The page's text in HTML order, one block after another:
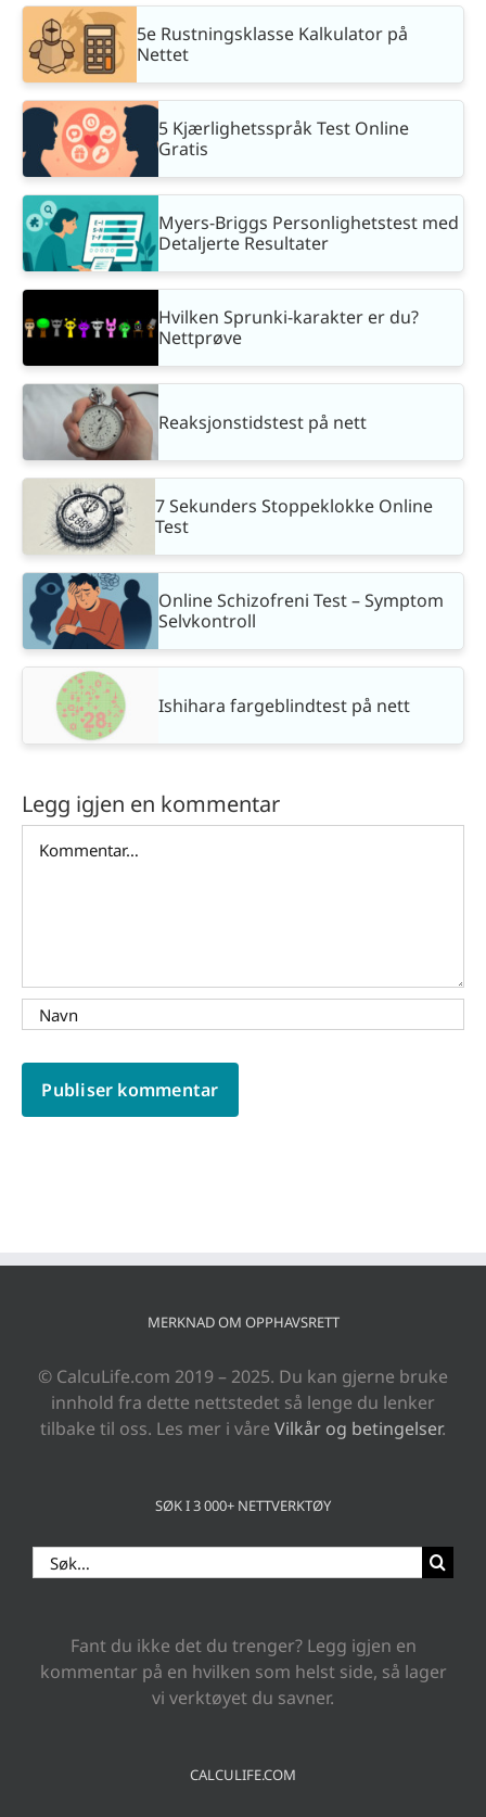
5e Rustningsklasse Kalkulator på
Nettet
5 Kjærlighetsspråk Test Online
Gratis
Myers-Briggs Personlighetstest med
Detaljerte Resultater
Hvilken Sprunki-karakter er du?
Nettprøve
Reaksjonstidstest på nett
7 Sekunders Stoppeklokke Online
Test
Online Schizofreni Test – Symptom
Selvkontroll
Ishihara fargeblindtest på nett
Legg igjen en kommentar
MERKNAD OM OPPHAVSRETT
© CalcuLife.com 2019 – 2025. Du kan gjerne bruke
innhold fra dette nettstedet så lenge du lenker
tilbake til oss. Les mer i våre Vilkår og betingelser.
SØK I 3 000+ NETTVERKTØY
Search
for:
Fant du ikke det du trenger? Legg igjen en
kommentar på en hvilken som helst side, så lager
vi verktøyet du savner.
CALCULIFE.COM